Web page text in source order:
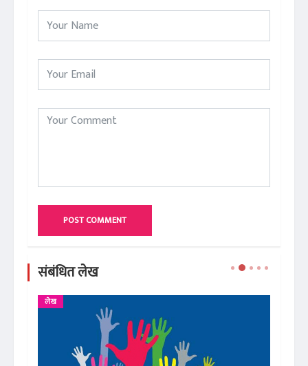
POST COMMENT
संबंधित लेख
लेख